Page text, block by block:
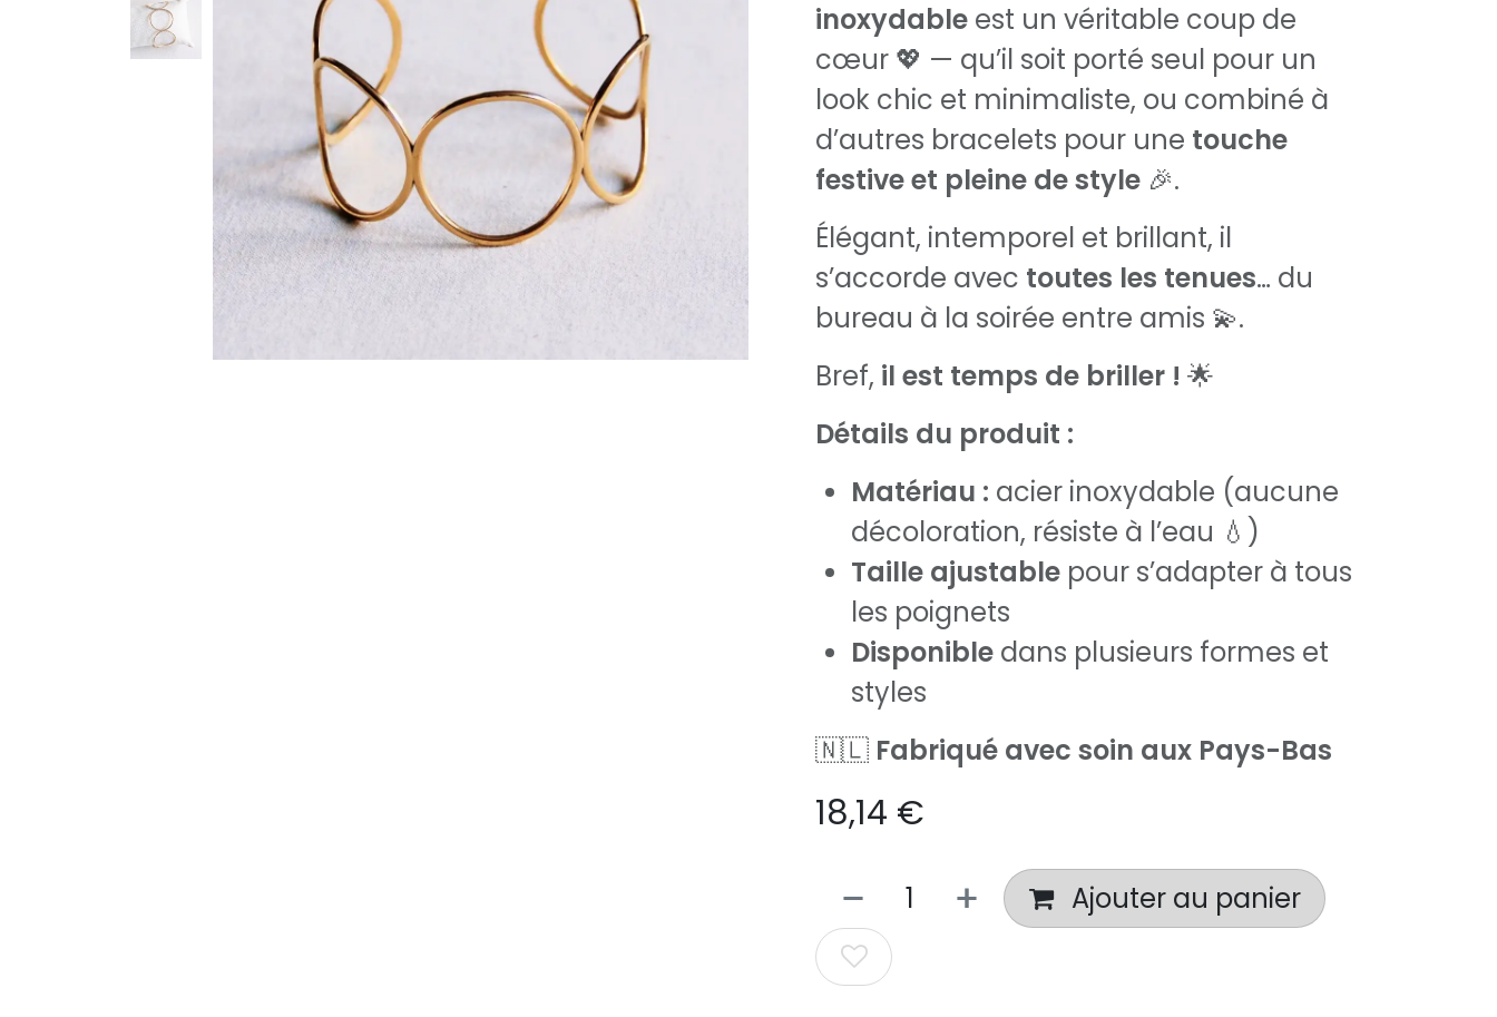
inoxydable est un véritable coup de
cœur 💖 — qu’il soit porté seul pour un
look chic et minimaliste, ou combiné à
d’autres bracelets pour une touche
festive et pleine de style 🎉.
Élégant, intemporel et brillant, il
s’accorde avec toutes les tenues… du
bureau à la soirée entre amis 💫.
Bref, il est temps de briller ! 🌟
Détails du produit :
Matériau : acier inoxydable (aucune
décoloration, résiste à l’eau 💧)
Taille ajustable pour s’adapter à tous
les poignets
Disponible dans plusieurs formes et
styles
🇳🇱 Fabriqué avec soin aux Pays-Bas
18,14 €
Ajouter au panier